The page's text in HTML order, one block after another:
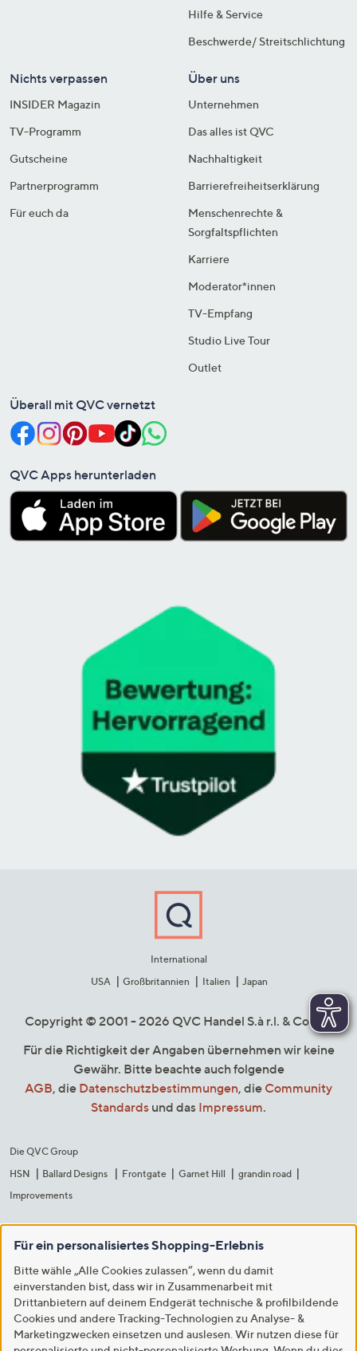
Hilfe & Service
Beschwerde/ Streitschlichtung
Nichts verpassen
INSIDER Magazin
TV-Programm
Gutscheine
Partnerprogramm
Für euch da
Über uns
Unternehmen
Das alles ist QVC
Nachhaltigkeit
Barrierefreiheitserklärung
Menschenrechte &
Sorgfaltspflichten
Karriere
Moderator*innen
TV-Empfang
Studio Live Tour
Outlet
Überall mit QVC vernetzt
QVC Apps herunterladen
International
USA
Großbritannien Italien Japan
Copyright © 2001 - 2026 QVC Handel S.à r.l. & Co. KG
Für die Richtigkeit der Angaben übernehmen wir keine
Gewähr. Bitte beachte auch folgende
AGB, die Datenschutzbestimmungen, die Community
Standards und das Impressum.
Die QVC Group
HSN
Ballard Designs Frontgate Garnet Hill
grandin road
Improvements
Für ein personalisiertes Shopping-Erlebnis
Bitte wähle „Alle Cookies zulassen“, wenn du damit
einverstanden bist, dass wir in Zusammenarbeit mit
Drittanbietern auf deinem Endgerät technische & profilbildende
Cookies und andere Tracking-Technologien zu Analyse- &
Marketingzwecken einsetzen und auslesen. Wir nutzen diese für